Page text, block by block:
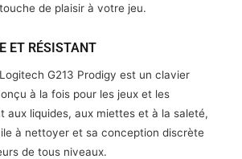
de plaisir à votre jeu.
ET RÉSISTANT
G213 Prodigy est un clavier
à la fois pour les jeux et les
aux liquides, aux miettes et à la saleté,
à nettoyer et sa conception discrète
de tous niveaux.